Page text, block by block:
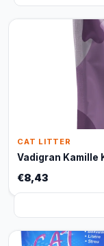
CAT LITTER
Vadigran Kamille
€8,43